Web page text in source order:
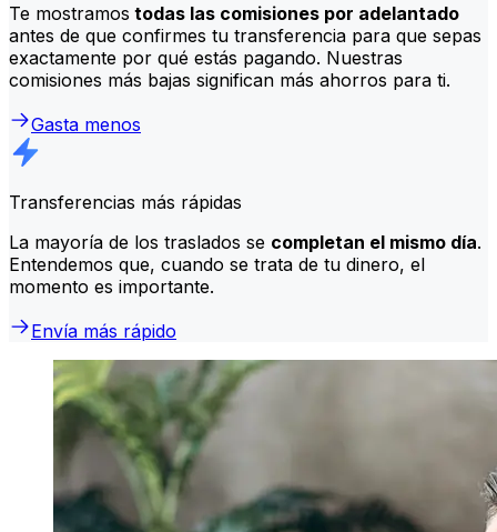
Te mostramos todas las comisiones por adelantado
antes de que confirmes tu transferencia para que sepas
exactamente por qué estás pagando. Nuestras
comisiones más bajas significan más ahorros para ti.
Gasta menos
Transferencias más rápidas
La mayoría de los traslados se completan el mismo día.
Entendemos que, cuando se trata de tu dinero, el
momento es importante.
Envía más rápido